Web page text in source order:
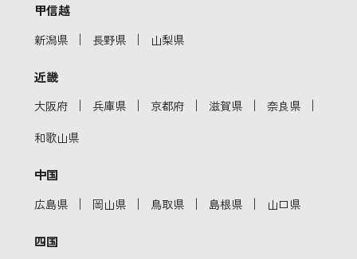
甲信越
新潟県 ｜ 長野県 ｜ 山梨県
近畿
大阪府 ｜ 兵庫県 ｜ 京都府 ｜ 滋賀県 ｜ 奈良県 ｜
和歌山県
中国
広島県 ｜ 岡山県 ｜ 鳥取県 ｜ 島根県 ｜ 山口県
四国